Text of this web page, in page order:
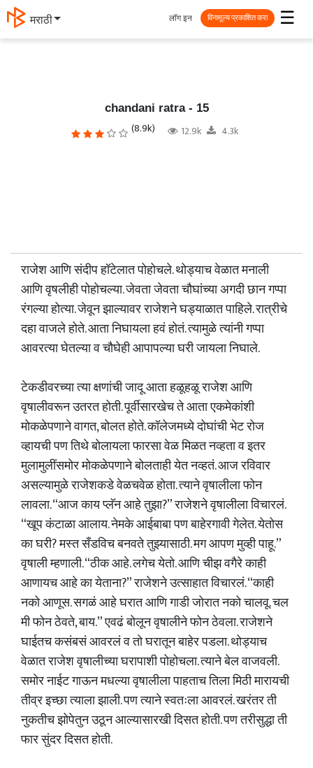
தமிழ் ☰
लॉग इन विनामूल्य प्रकाशित करा
chandani ratra - 15
(8.9k) 12.9k 4.3k
राजेश आणि संदीप हॉटेलात पोहोचले. थोड्याच वेळात मनाली
आणि वृषलीही पोहोचल्या. जेवता जेवता चौघांच्या अगदी छान गप्पा
रंगल्या होत्या. जेवून झाल्यावर राजेशने घड्याळात पाहिले. रात्रीचे
दहा वाजले होते. आता निघायला हवं होतं. त्यामुळे त्यांनी गप्पा
आवरत्या घेतल्या व चौघेही आपापल्या घरी जायला निघाले.
टेकडीवरच्या त्या क्षणांची जादू आता हळूहळू राजेश आणि
वृषालीवरून उतरत होती. पूर्वीसारखेच ते आता एकमेकांशी
मोकळेपणाने वागत, बोलत होते. कॉलेजमध्ये दोघांची भेट रोज
व्हायची पण तिथे बोलायला फारसा वेळ मिळत नव्हता व इतर
मुलामुलींसमोर मोकळेपणाने बोलताही येत नव्हतं. आज रविवार
असल्यामुळे राजेशकडे वेळचवेळ होता. त्याने वृषालीला फोन
लावला. “आज काय प्लॅन आहे तुझा?” राजेशने वृषालीला विचारलं.
“खूप कंटाळा आलाय. नेमके आईबाबा पण बाहेरगावी गेलेत. येतोस
का घरी? मस्त सँडविच बनवते तुझ्यासाठी. मग आपण मुव्ही पाहू.”
वृषाली म्हणाली. “ठीक आहे. लगेच येतो. आणि चीझ वगैरे काही
आणायच आहे का येताना?” राजेशने उत्साहात विचारलं. “काही
नको आणूस. सगळं आहे घरात आणि गाडी जोरात नको चालवू. चल
मी फोन ठेवते, बाय.” एवढं बोलून वृषालीने फोन ठेवला. राजेशने
घाईतच कसंबसं आवरलं व तो घरातून बाहेर पडला. थोड्याच
वेळात राजेश वृषालीच्या घरापाशी पोहोचला. त्याने बेल वाजवली.
समोर नाईट गाऊन मधल्या वृषालीला पाहताच तिला मिठी मारायची
तीव्र इच्छा त्याला झाली. पण त्याने स्वतःला आवरलं. खरंतर ती
नुकतीच झोपेतुन उठून आल्यासारखी दिसत होती. पण तरीसुद्धा ती
फार सुंदर दिसत होती.